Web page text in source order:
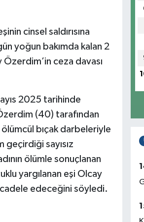
cinsel saldırısına
yoğun bakımda kalan 2
ceza davası
2025 tarihinde
(40) tarafından
bıçak darbeleriyle
geçirdiği sayısız
ölümle sonuçlanan
yargılanan eşi Olcay
edeceğini söyledi.